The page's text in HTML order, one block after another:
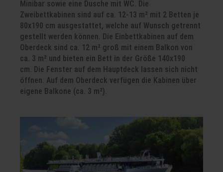
Minibar sowie eine Dusche mit WC. Die
Zweibettkabinen sind auf ca. 12-13 m² mit 2 Betten je
80x190 cm ausgestattet, welche auf Wunsch getrennt
gestellt werden können. Die Einbettkabinen auf dem
Oberdeck sind ca. 12 m² groß mit einem Balkon von
ca. 3 m² und bieten ein Bett in der Größe 140x190
cm. Die Fenster auf dem Hauptdeck lassen sich nicht
öffnen. Auf dem Oberdeck verfügen die Kabinen über
eigene Balkone (ca. 3 m²).